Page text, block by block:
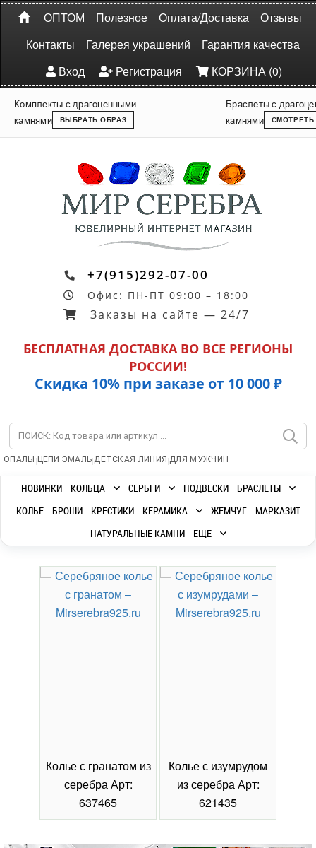
ОПТОМ Полезное Оплата/Доставка
Отзывы
Контакты
Галерея украшений
Гарантия качества
Вход
Регистрация КОРЗИНА (0)
Комплекты с драгоценными
камнями
ВЫБРАТЬ ОБРАЗ
Браслеты с
камнями
СМОТРЕТЬ
+7(915)292-07-00
Офис: ПН-ПТ 09:00 – 18:00
Заказы на сайте — 24/7
БЕСПЛАТНАЯ ДОСТАВКА ВО ВСЕ РЕГИОНЫ
РОССИИ!
Скидка 10% при заказе от 10 000 ₽
ОПАЛЫ | ЦЕПИ |ЭМАЛЬ|ДЕТСКАЯ ЛИНИЯ |ДЛЯ МУЖЧИН
НОВИНКИ КОЛЬЦА СЕРЬГИ ПОДВЕСКИ
БРАСЛЕТЫ
КОЛЬЕ
БРОШИ КРЕСТИКИ КЕРАМИКА ЖЕМЧУГ
МАРКАЗИТ
НАТУРАЛЬНЫЕ КАМНИ
ЕЩЁ
Колье с гранатом из
серебра Арт:
637465
Колье с изумрудом
из серебра Арт:
621435